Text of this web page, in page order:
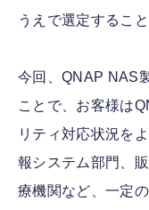
うえで選定するこ
今回、QNAP NAS
ことで、お客様は
リティ対応状況を
報システム部門、
療機関など、一定